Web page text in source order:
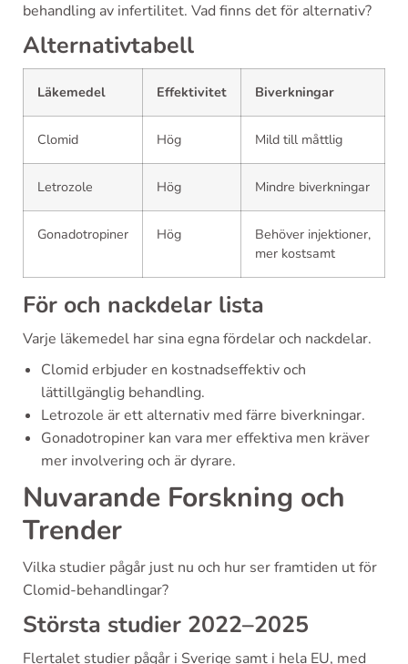
behandling av infertilitet. Vad finns det för alternativ?
Alternativtabell
Läkemedel Effektivitet Biverkningar
Clomid Hög Mild till måttlig
Letrozole Hög Mindre biverkningar
Gonadotropiner Hög
Behöver injektioner,
mer kostsamt
För och nackdelar lista
Varje läkemedel har sina egna fördelar och nackdelar.
Clomid erbjuder en kostnadseffektiv och
lättillgänglig behandling.
Letrozole är ett alternativ med färre biverkningar.
Gonadotropiner kan vara mer effektiva men kräver
mer involvering och är dyrare.
Nuvarande Forskning och
Trender
Vilka studier pågår just nu och hur ser framtiden ut för
Clomid-behandlingar?
Största studier 2022–2025
Flertalet studier pågår i Sverige samt i hela EU, med